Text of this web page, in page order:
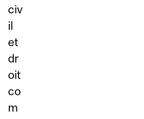
civ
il
et
dr
oit
co
m